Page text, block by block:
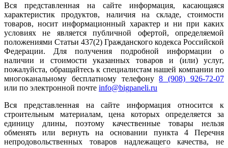
Вся представленная на сайте информация, касающаяся
характеристик продуктов, наличия на складе, стоимости
товаров, носит информационный характер и ни при каких
условиях не является публичной офертой, определяемой
положениями Статьи 437(2) Гражданского кодекса Российской
Федерации. Для получения подробной информации о
наличии и стоимости указанных товаров и (или) услуг,
пожалуйста, обращайтесь к специалистам нашей компании по
многоканальному бесплатному телефону8 (908) 926-72-07
или по электронной почте info@bigpaneli.ru
Вся представленная на сайте информация относится к
строительным материалам, цена которых определяется за
единицу длины, поэтому качественные товары нельзя
обменять или вернуть на основании пункта 4 Перечня
непродовольственных товаров надлежащего качества, не